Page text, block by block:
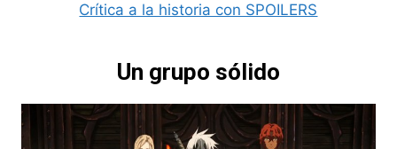
Crítica a la historia con SPOILERS
Un grupo sólido